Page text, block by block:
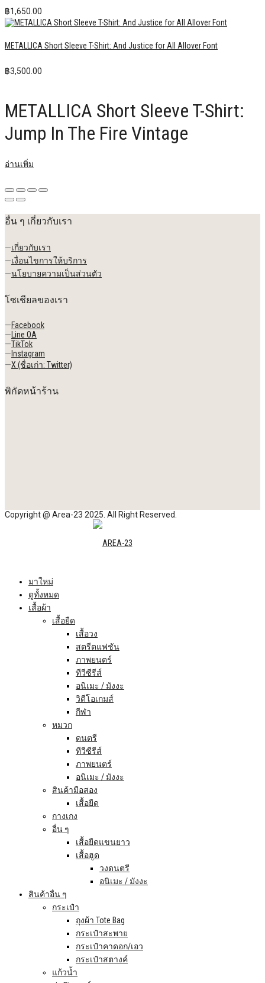
฿1,650.00
METALLICA Short Sleeve T-Shirt: And Justice for All Allover Font
฿3,500.00
METALLICA Short Sleeve T-Shirt:
Jump In The Fire Vintage
อ่านเพิ่ม
อื่น ๆ เกี่ยวกับเรา
—เกี่ยวกับเรา
—เงื่อนไขการให้บริการ
—นโยบายความเป็นส่วนตัว
โซเชียลของเรา
—Facebook
— Line OA
—TikTok
— Instagram
—X (ชื่อเก่า: Twitter)
พิกัดหน้าร้าน
Copyright @ Area-23 2025. All Right Reserved.
มาใหม่
ดูทั้งหมด
เสื้อผ้า
เสื้อยืด
เสื้อวง
สตรีตแฟชัน
ภาพยนตร์
ทีวีซีรีส์
อนิเมะ / มังงะ
วิดีโอเกมส์
กีฬา
หมวก
ดนตรี
ทีวีซีรีส์
ภาพยนตร์
อนิเมะ / มังงะ
สินค้ามือสอง
เสื้อยืด
กางเกง
อื่น ๆ
เสื้อยืดแขนยาว
เสื้อฮูด
วงดนตรี
อนิเมะ / มังงะ
สินค้าอื่น ๆ
กระเป๋า
ถุงผ้า Tote Bag
กระเป๋าสะพาย
กระเป๋าคาดอก/เอว
กระเป๋าสตางค์
แก้วน้ำ